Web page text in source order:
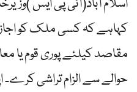
اسلام آباد(آئی پی ایس
کہاہے کہ کسی ملک کو
مقاصد کیلئے پوری قوم یا
حوالے سے الزام تراشی